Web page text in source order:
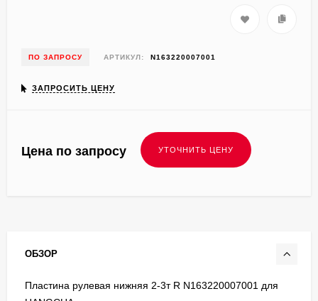
ПО ЗАПРОСУ АРТИКУЛ: N163220007001
ЗАПРОСИТЬ ЦЕНУ
Цена по запросу
ОБЗОР
Пластина рулевая нижняя 2-3т R N163220007001 для